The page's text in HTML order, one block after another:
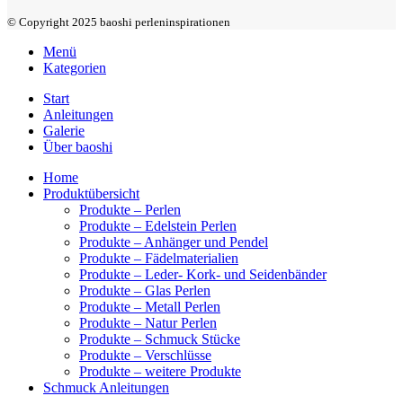
© Copyright 2025 baoshi perleninspirationen
Menü
Kategorien
Start
Anleitungen
Galerie
Über baoshi
Home
Produktübersicht
Produkte – Perlen
Produkte – Edelstein Perlen
Produkte – Anhänger und Pendel
Produkte – Fädelmaterialien
Produkte – Leder- Kork- und Seidenbänder
Produkte – Glas Perlen
Produkte – Metall Perlen
Produkte – Natur Perlen
Produkte – Schmuck Stücke
Produkte – Verschlüsse
Produkte – weitere Produkte
Schmuck Anleitungen